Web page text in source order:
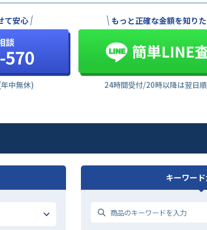
て安心
中無休)
もっと正確な金額を知り
24時間受付/20時以降は翌日
キーワー